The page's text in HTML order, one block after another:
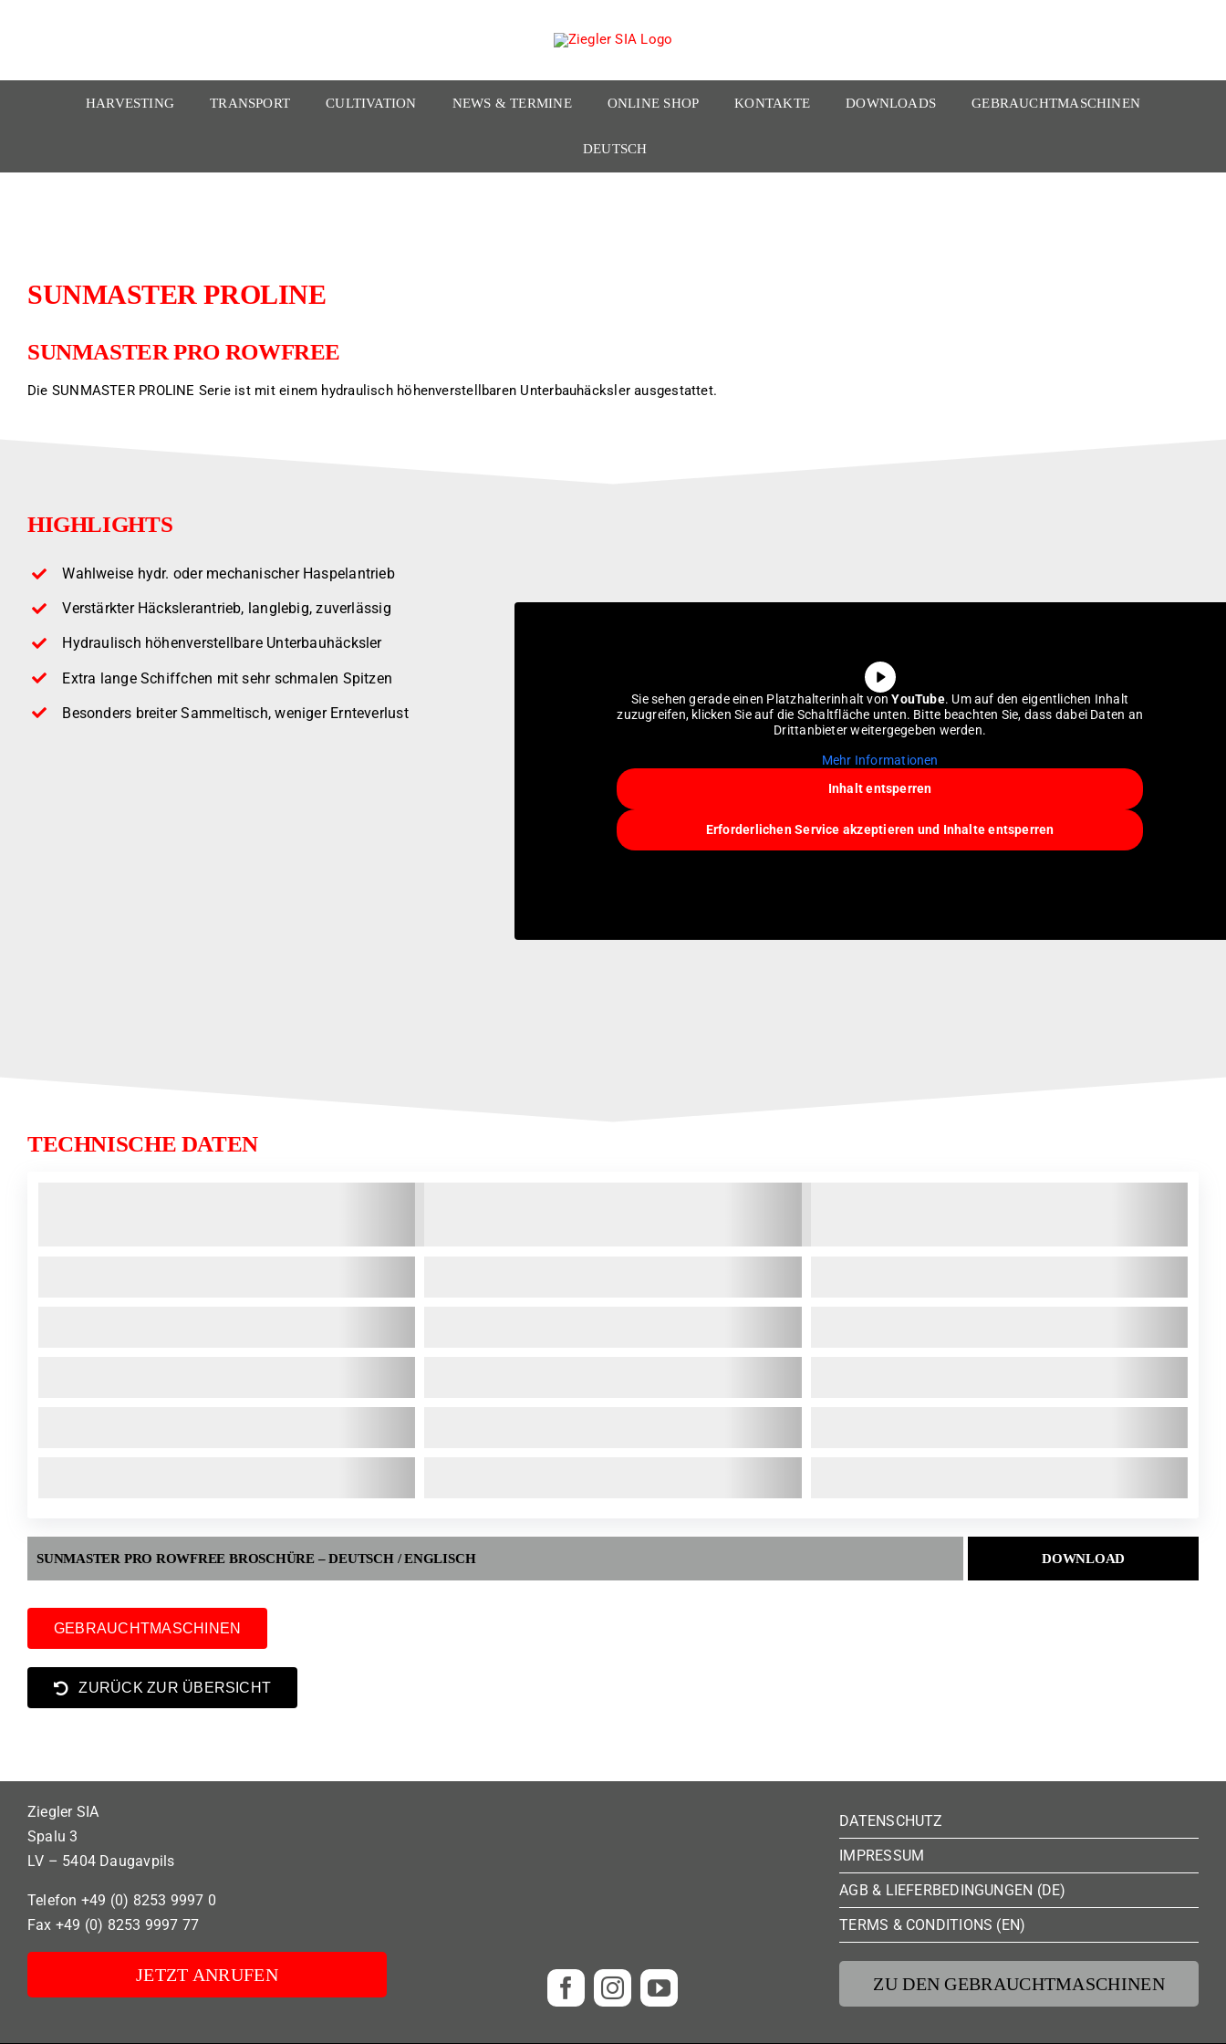
HARVESTING TRANSPORT CULTIVATION NEWS & TERMINE ONLINE SHOP KONTAKTE DOWNLOADS GEBRAUCHTMASCHINEN
DEUTSCH
SUNMASTER PROLINE
SUNMASTER PRO ROWFREE
Die SUNMASTER PROLINE Serie ist mit einem hydraulisch höhenverstellbaren Unterbauhäcksler ausgestattet.
HIGHLIGHTS
Wahlweise hydr. oder mechanischer Haspelantrieb
Verstärkter Häckslerantrieb, langlebig, zuverlässig
Hydraulisch höhenverstellbare Unterbauhäcksler
Extra lange Schiffchen mit sehr schmalen Spitzen
Besonders breiter Sammeltisch, weniger Ernteverlust
Sie sehen gerade einen Platzhalterinhalt vonYouTube. Um auf den eigentlichen Inhalt
zuzugreifen, klicken Sie auf die Schaltfläche unten. Bitte beachten Sie, dass dabei Daten an
Drittanbieter weitergegeben werden.
Mehr Informationen
Inhalt entsperren
Erforderlichen Service akzeptieren und Inhalte entsperren
TECHNISCHE DATEN
SUNMASTER PRO ROWFREE BROSCHÜRE – DEUTSCH / ENGLISCH DOWNLOAD
GEBRAUCHTMASCHINEN
ZURÜCK ZUR ÜBERSICHT
Ziegler SIA
Spalu 3
LV – 5404 Daugavpils
Telefon +49 (0) 8253 9997 0
Fax +49 (0) 8253 9997 77
JETZT ANRUFEN
DATENSCHUTZ
IMPRESSUM
AGB & LIEFERBEDINGUNGEN (DE)
TERMS & CONDITIONS (EN)
ZU DEN GEBRAUCHTMASCHINEN